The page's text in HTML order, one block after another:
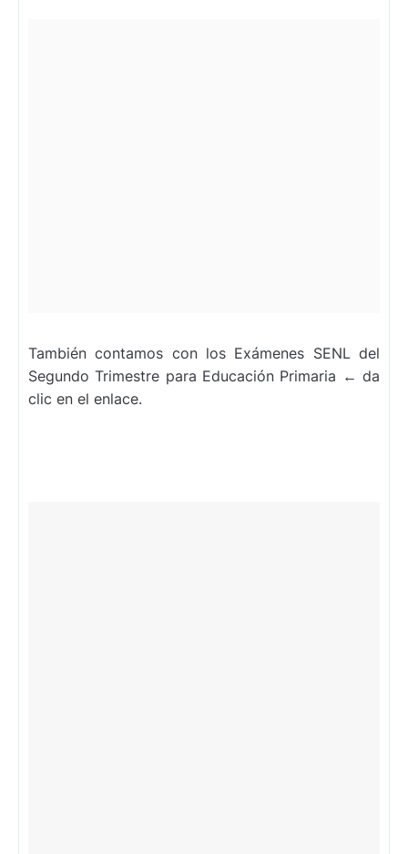
También contamos con los Exámenes SENL del
Segundo Trimestre para Educación Primaria ← da
clic en el enlace.